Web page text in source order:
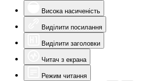
Висока насиченість
Виділити посилання
Виділити заголовки
Читач з екрана
Режим читання